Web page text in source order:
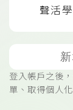
聲活
登入帳戶之後
單、取得個人